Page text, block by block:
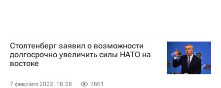
Столтенберг заявил о возможности
долгосрочно увеличить силы НАТО на
востоке
7 февраля 2022, 18:28 7861